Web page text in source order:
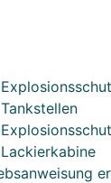
Tankstellen
Lackierkabine